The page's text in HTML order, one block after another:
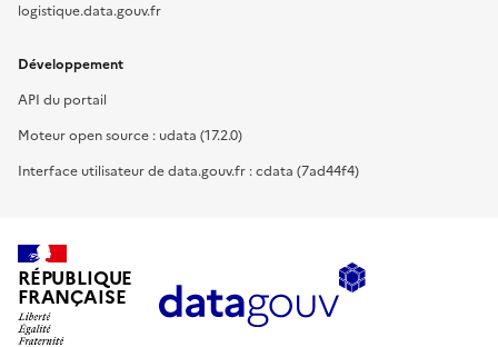
logistique.data.gouv.fr
Développement
API du portail
Moteur open source : udata (17.2.0)
Interface utilisateur de data.gouv.fr : cdata (7ad44f4)
RÉPUBLIQUE
FRANÇAISE